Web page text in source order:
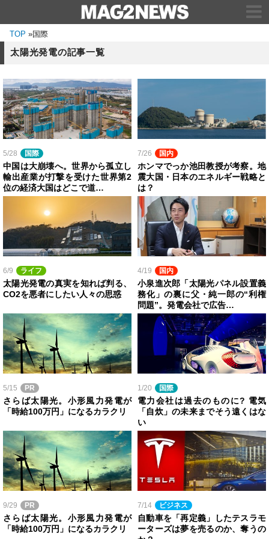
TOP »国際
太陽光発電の記事一覧
5/28 国際
中国は大崩壊へ。世界から孤立し
輸出産業が打撃を受けた世界第2
位の経済大国はどこで道…
7/26 国内
ホンマでっか池田教授が考察。地
震大国・日本のエネルギー戦略と
は？
6/9 ライフ
太陽光発電の真実を知れば判る、
CO2を悪者にしたい人々の思惑
4/19 国内
小泉進次郎「太陽光パネル設置義
務化」の裏に父・純一郎の“利権
問題”。発電会社で広告…
5/15 PR
さらば太陽光。小形風力発電が
「時給100万円」になるカラクリ
1/20 国際
電力会社は過去のものに? 電気
「自炊」の未来までそう遠くはな
い
9/29 PR
さらば太陽光。小形風力発電が
「時給100万円」になるカラクリ
7/14 ビジネス
自動車を「再定義」したテスラモ
ーターズは夢を売るのか、奪うの